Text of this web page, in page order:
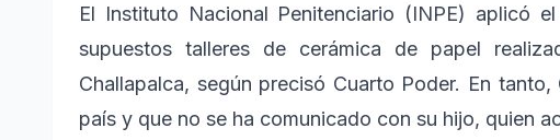
El Instituto Nacional Penitenciario (INPE) aplicó
supuestos talleres de cerámica de papel
Challapalca, según precisó Cuarto Poder. En
país y que no se ha comunicado con su hijo, quien